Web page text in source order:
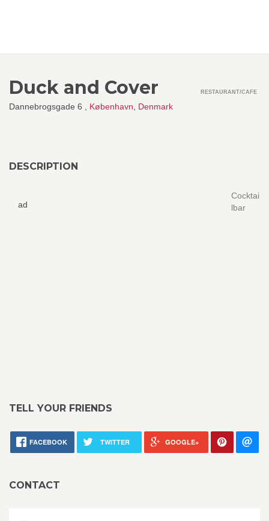
Duck and Cover
Dannebrogsgade 6 , København Denmark
RESTAURANT/CAFE
DESCRIPTION
ad
Cocktai
lbar
TELL YOUR FRIENDS
FACEBOOK TWITTER GOOGLE+
CONTACT